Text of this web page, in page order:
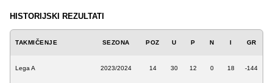
HISTORIJSKI REZULTATI
TAKMIČENJE SEZONA POZ U P N I GR
Lega A 2023/2024 14 30 12 0 18 -144